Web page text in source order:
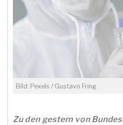
Bild: Pexels / Gustavo Fring
Zu den gestern von